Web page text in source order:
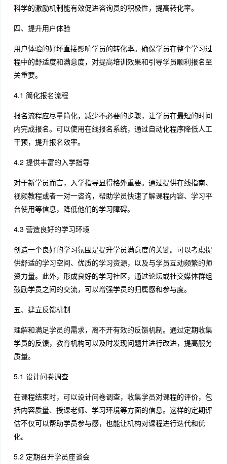
科学的激励机制能有效促进咨询员的积极性，提高转化率。
四、提升用户体验
用户体验的好坏直接影响学员的转化率。确保学员在整个学习过
程中的舒适度和满意度，对提高培训效果和引导学员顺利报名至
关重要。
4.1 简化报名流程
报名流程应尽量简化，减少不必要的步骤，让学员在最短的时间
内完成报名。可以使用在线报名系统，通过自动化程序降低人工
干预，提升报名效率。
4.2 提供丰富的入学指导
对于新学员而言，入学指导显得格外重要。通过提供在线指南、
视频教程或者一对一咨询，帮助学员快速了解课程内容、学习平
台使用等信息，降低他们的学习障碍。
4.3 营造良好的学习环境
创造一个良好的学习氛围是提升学员满意度的关键。可以考虑提
供舒适的学习空间、优质的学习资源，以及与学员互动频繁的师
资力量。此外，形成良好的学习社区，通过论坛或社交媒体群组
鼓励学员之间的交流，可以增强学员的归属感和参与度。
五、建立反馈机制
理解和满足学员的需求，离不开有效的反馈机制。通过定期收集
学员的反馈，教育机构可以及时发现问题并进行改进，提高服务
质量。
5.1 设计问卷调查
在课程结束时，可以设计问卷调查，收集学员对课程的评价，包
括内容质量、授课老师、学习环境等方面的信息。这样的定期评
估不仅可以帮助学员参与感，也能让机构对课程进行迭代和优
化。
5.2 定期召开学员座谈会